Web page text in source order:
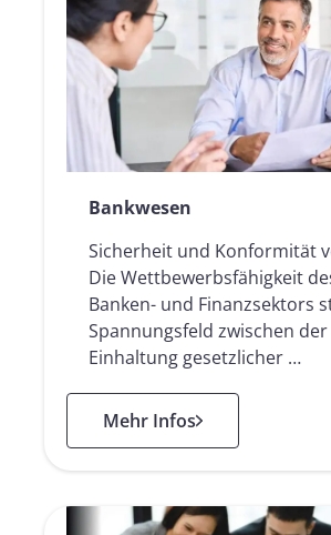
Bankwesen
Sicherheit und Konformität
Die Wettbewerbsfähigkeit
Banken- und Finanzsektors
Spannungsfeld zwischen der
Einhaltung gesetzlicher …
Mehr Infos: Bankwesen